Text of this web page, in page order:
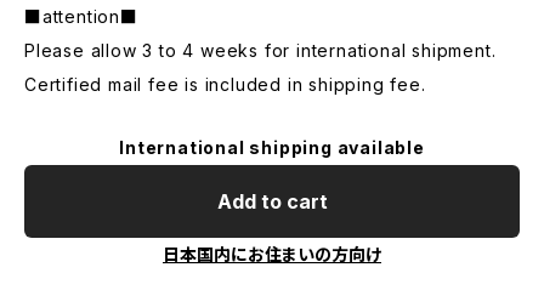
■attention■
Please allow 3 to 4 weeks for international shipment.
Certified mail fee is included in shipping fee.
International shipping available
Add to cart
日本国内にお住まいの方向け